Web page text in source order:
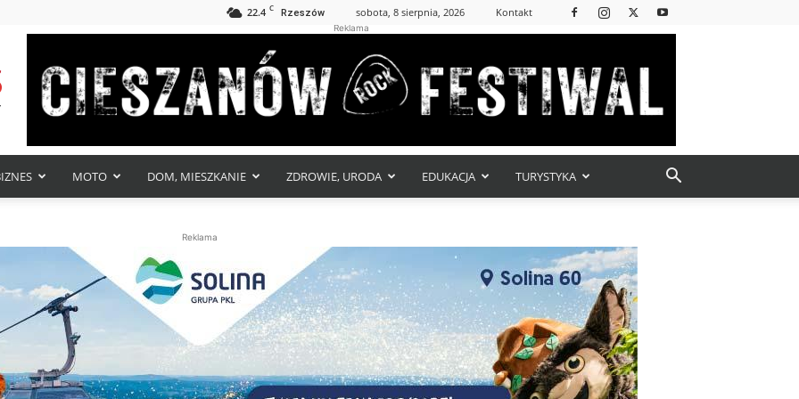
22.4 C Rzeszów sobota, 8 sierpnia, 2026 Kontakt
Reklama
MOTO DOM, MIESZKANIE ZDROWIE, URODA EDUKACJA TURYSTYKA
Reklama